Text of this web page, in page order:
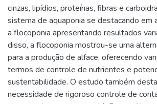
cinzas, lipídios, proteínas, fibras e
sistema de aquaponia se destacando em
a flocoponia apresentando resultados
disso, a flocoponia mostrou-se uma
para a produção de alface, oferecendo
termos de controle de nutrientes e
sustentabilidade. O estudo também
necessidade de rigoroso controle de